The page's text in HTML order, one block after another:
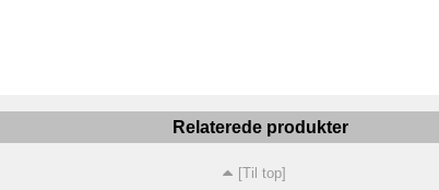
Relaterede produkter
[Til top]